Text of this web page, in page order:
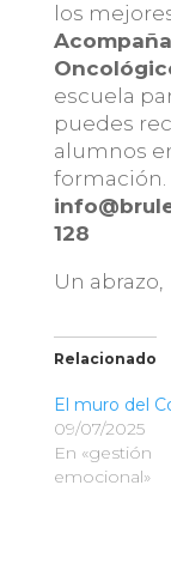
los
escuela
puedes
alumnos
formación.
128
Un abrazo,
Relacionado
El muro del
09/07/2025
En «gestión
emocional»